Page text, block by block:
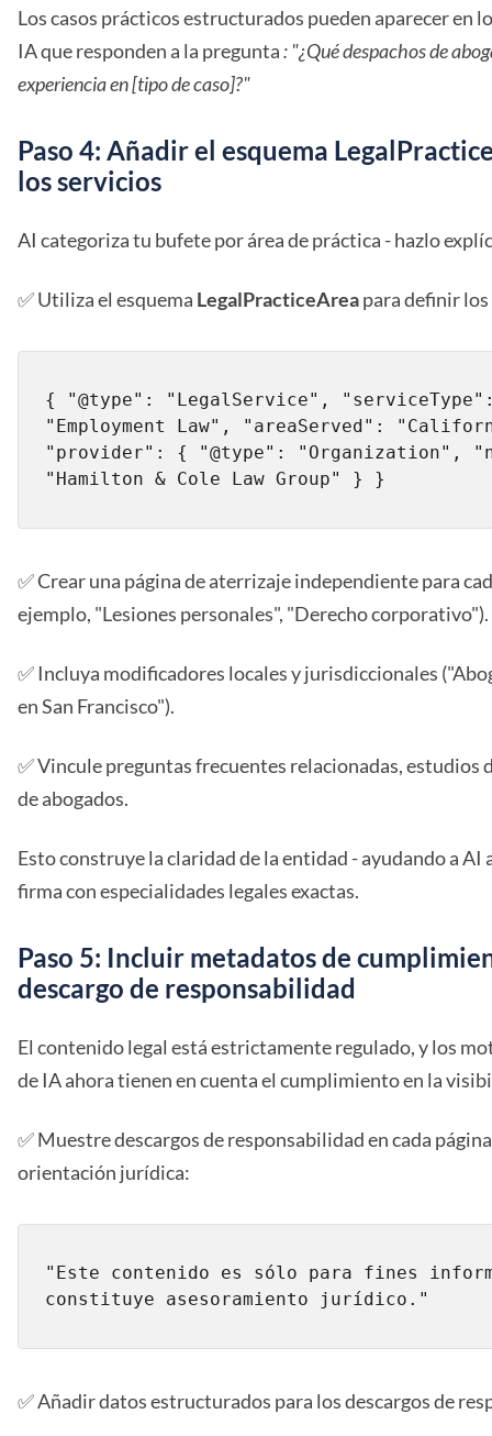
Los casos prácticos estructurados pueden aparecer en
IA que responden a la pregunta: "¿Qué despachos de
experiencia en [tipo de caso]?"
Paso 4: Añadir el esquema
los servicios
AI categoriza tu bufete por área de práctica - hazlo
✅ Utiliza el esquema LegalPracticeAreapara definir
{ "@type": "LegalService",
"Employment Law", "areaServed":
"provider": { "@type": "Organization",
"Hamilton & Cole Law Group" } }
✅ Crear una página de aterrizaje independiente para
ejemplo, "Lesiones personales", "Derecho corporativo").
✅ Incluya modificadores locales y jurisdiccionales
en San Francisco").
✅ Vincule preguntas frecuentes relacionadas, estudios
de abogados.
Esto construye la claridad de la entidad - ayudando a AI
firma con especialidades legales exactas.
Paso 5: Incluir metadatos de
descargo de responsabilidad
El contenido legal está estrictamente regulado, y los
de IA ahora tienen en cuenta el cumplimiento en la
✅ Muestre descargos de responsabilidad en cada
orientación jurídica:
"Este contenido es sólo para fines
constituye asesoramiento jurídico."
✅ Añadir datos estructurados para los descargos de